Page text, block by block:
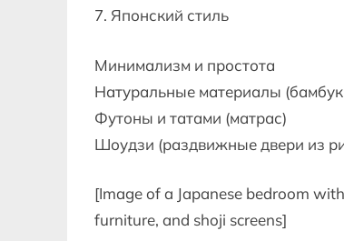
7. Японский стиль
Минимализм и простота
Натуральные материалы
Футоны и татами (матрас)
Шоудзи (раздвижные двери из
[Image of a Japanese bedroom
furniture, and shoji screens]